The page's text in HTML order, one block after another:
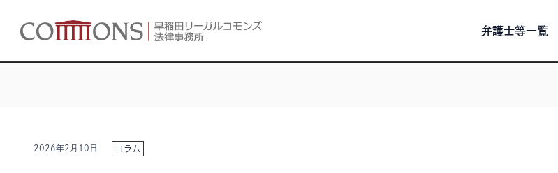
弁護士等一覧
2026年2月10日 コラム